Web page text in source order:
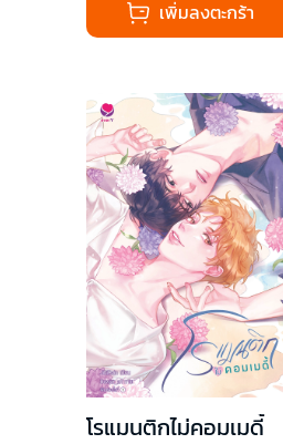
เพิ่มลงตะกร้า
โรแมนติกไม่คอมเมดี้